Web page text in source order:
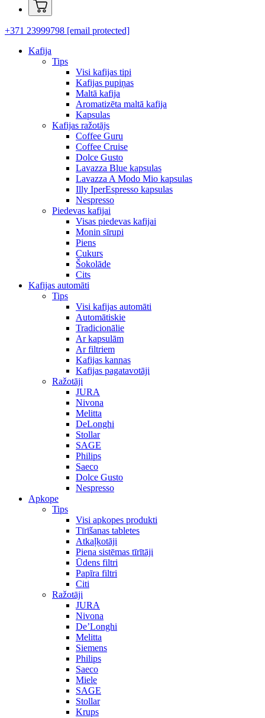
+371 23999798 [email protected]
Kafija
Tips
Visi kafijas tipi
Kafijas pupiņas
Maltā kafija
Aromatizēta maltā kafija
Kapsulas
Kafijas ražotājs
Coffee Guru
Coffee Cruise
Dolce Gusto
Lavazza Blue kapsulas
Lavazza A Modo Mio kapsulas
Illy IperEspresso kapsulas
Nespresso
Piedevas kafijai
Visas piedevas kafijai
Monin sīrupi
Piens
Cukurs
Šokolāde
Cits
Kafijas automāti
Tips
Visi kafijas automāti
Automātiskie
Tradicionālie
Ar kapsulām
Ar filtriem
Kafijas kannas
Kafijas pagatavotāji
Ražotāji
JURA
Nivona
Melitta
DeLonghi
Stollar
SAGE
Philips
Saeco
Dolce Gusto
Nespresso
Apkope
Tips
Visi apkopes produkti
Tīrīšanas tabletes
Atkaļķotāji
Piena sistēmas tīrītāji
Ūdens filtri
Papīra filtri
Citi
Ražotāji
JURA
Nivona
De’Longhi
Melitta
Siemens
Philips
Saeco
Miele
SAGE
Stollar
Krups